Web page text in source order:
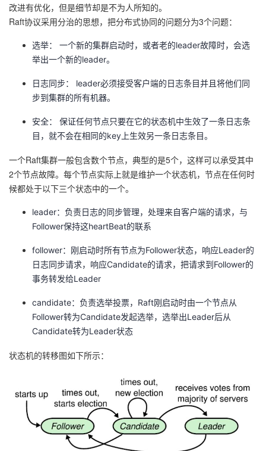
学
堂
程
认
证
的
实
我
的
藏
持
我
支
持
声
建
议
改进有优化，但是细节却是不为人所知的。
Raft协议采用分治的思想，把分布式协同的问题分为3个问题：
选举： 一个新的集群启动时，或者老的leader故障时，会选
举出一个新的leader。
日志同步： leader必须接受客户端的日志条目并且将他们同
步到集群的所有机器。
安全： 保证任何节点只要在它的状态机中生效了一条日志条
目，就不会在相同的key上生效另一条日志条目。
一个Raft集群一般包含数个节点，典型的是5个，这样可以承受其中
2个节点故障。每个节点实际上就是维护一个状态机，节点在任何时
候都处于以下三个状态中的一个。
leader：负责日志的同步管理，处理来自客户端的请求，与
Follower保持这heartBeat的联系
follower：刚启动时所有节点为Follower状态，响应Leader的
日志同步请求，响应Candidate的请求，把请求到Follower的
事务转发给Leader
candidate：负责选举投票，Raft刚启动时由一个节点从
Follower转为Candidate发起选举，选举出Leader后从
Candidate转为Leader状态
状态机的转移图如下所示：